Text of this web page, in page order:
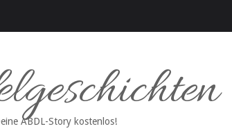
ABDL-Story kostenlos!